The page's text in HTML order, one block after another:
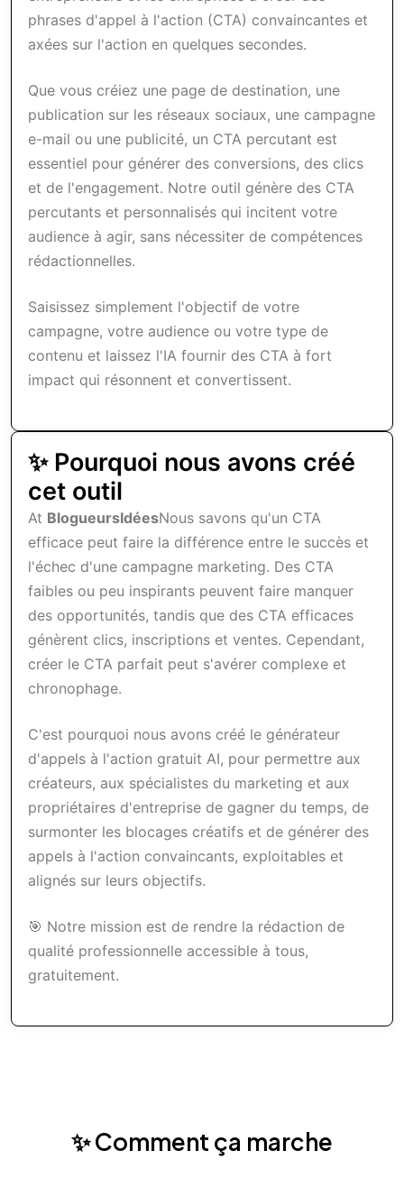
phrases d'appel à l'action (CTA) convaincantes et
axées sur l'action en quelques secondes.
Que vous créiez une page de destination, une
publication sur les réseaux sociaux, une campagne
e-mail ou une publicité, un CTA percutant est
essentiel pour générer des conversions, des clics
et de l'engagement. Notre outil génère des CTA
percutants et personnalisés qui incitent votre
audience à agir, sans nécessiter de compétences
rédactionnelles.
Saisissez simplement l'objectif de votre
campagne, votre audience ou votre type de
contenu et laissez l'IA fournir des CTA à fort
impact qui résonnent et convertissent.
✨ Pourquoi nous avons créé
cet outil
At BlogueursIdéesNous savons qu'un CTA
efficace peut faire la différence entre le succès et
l'échec d'une campagne marketing. Des CTA
faibles ou peu inspirants peuvent faire manquer
des opportunités, tandis que des CTA efficaces
génèrent clics, inscriptions et ventes. Cependant,
créer le CTA parfait peut s'avérer complexe et
chronophage.
C'est pourquoi nous avons créé le générateur
d'appels à l'action gratuit AI, pour permettre aux
créateurs, aux spécialistes du marketing et aux
propriétaires d'entreprise de gagner du temps, de
surmonter les blocages créatifs et de générer des
appels à l'action convaincants, exploitables et
alignés sur leurs objectifs.
🎯 Notre mission est de rendre la rédaction de
qualité professionnelle accessible à tous,
gratuitement.
✨ Comment ça marche